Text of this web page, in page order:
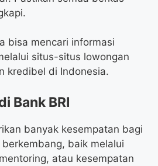
bisa mencari informasi
situs-situs lowongan
kredibel di Indonesia.
Bank BRI
banyak kesempatan bagi
baik melalui
atau kesempatan